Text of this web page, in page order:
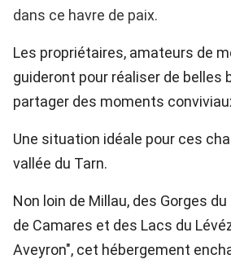
dans ce havre de paix.
Les propriétaires, amateurs de
guideront pour réaliser de belles
partager des moments
Une situation idéale pour ces
vallée du Tarn.
Non loin de Millau, des Gorges
de Camares et des Lacs du
Aveyron", cet hébergement